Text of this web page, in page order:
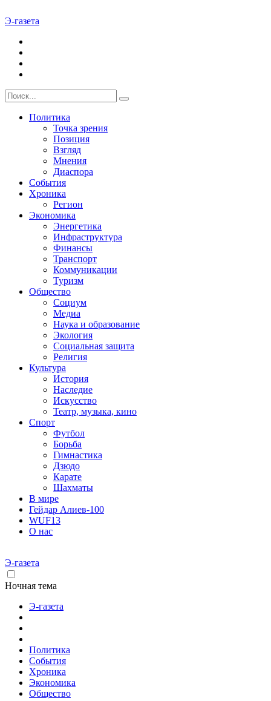
Э-газета
Политика
Точка зрения
Позиция
Взгляд
Мнения
Диаспора
События
Хроника
Регион
Экономика
Энергетика
Инфраструктура
Финансы
Транспорт
Коммуникации
Туризм
Общество
Социум
Медиа
Наука и образование
Экология
Социальная защита
Религия
Культура
История
Наследие
Искусство
Театр, музыка, кино
Спорт
Футбол
Борьба
Гимнастика
Дзюдо
Карате
Шахматы
В мире
Гейдар Алиев-100
WUF13
О нас
Э-газета
Ночная тема
Э-газета
Политика
События
Хроника
Экономика
Общество